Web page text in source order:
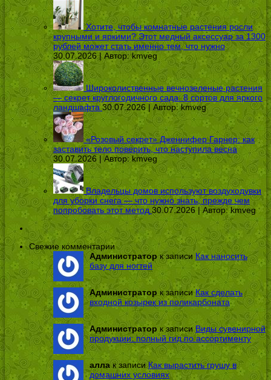
Хотите, чтобы комнатные растения росли
крупными и яркими? Этот медный аксессуар за 1300
рублей может стать именно тем, что нужно
30.07.2026 | Автор:kmveg
Широколиственные вечнозеленые растения
— секрет круглогодичного сада: 8 сортов для яркого
ландшафта 30.07.2026 | Автор:kmveg
«Розовый секрет» Дженнифер Гарнер: как
заставить тело поверить, что наступила весна
30.07.2026 | Автор:kmveg
Владельцы домов используют воздуходувки
для уборки снега — что нужно знать, прежде чем
попробовать этот метод 30.07.2026 | Автор:kmveg
Свежие комментарии
Администраторк записи Как наносить
базу для ногтей
Администратор к записи Как сделать
входной козырек из поликарбоната
Администратор к записи Виды сувенирной
продукции: полный гид по ассортименту
аллак записиКак вырастить грушу в
домашних условиях